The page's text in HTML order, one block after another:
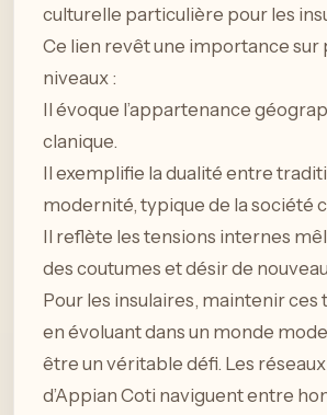
culturelle particulière pour les
Ce lien revêt une importance sur
niveaux :
Il évoque l’appartenance
clanique.
Il exemplifie la dualité entre
modernité, typique de la société
Il reflète les tensions internes
des coutumes et désir de
Pour les insulaires, maintenir
en évoluant dans un monde
être un véritable défi. Les
d’Appian Coti naviguent entre